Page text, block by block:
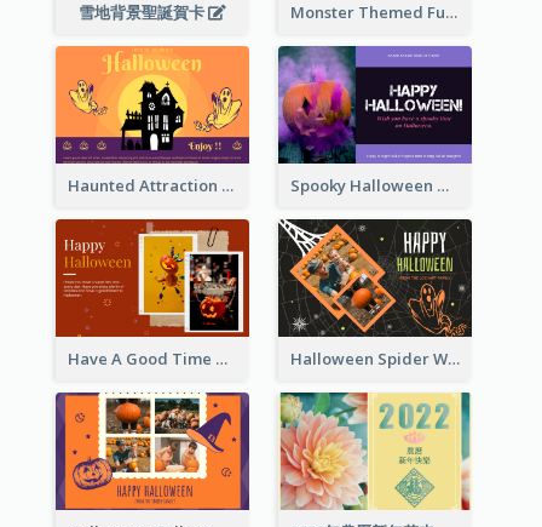
雪地背景聖誕賀卡 Monster Themed Fun Halloween Greeting Card
Haunted Attraction Themed Halloween Card Spooky Halloween Greeting Card
Have A Good Time This Halloween Greeting Card Halloween Spider Web Greeting Card